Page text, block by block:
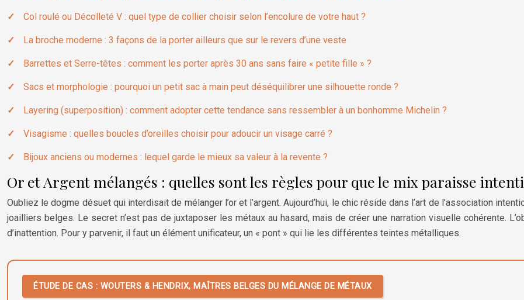
Col roulé ou Décolleté V : quel type de collier choisir selon l’encolure de votre haut ?
La broche moderne : 3 façons de la porter ailleurs que sur le revers d’une veste
Barrettes et Serre-têtes : comment les porter après 30 ans sans faire « petite fille » ?
Sacs et morphologie : pourquoi un petit sac à main peut déséquilibrer une silhouette ronde ?
Layering (superposition) : comment adopter cette tendance sans ressembler à un bonhomme Michelin ?
Visagisme : quelles boucles d’oreilles choisir pour adoucir un visage carré ?
Bijoux anciens ou modernes : lequel garde le mieux sa valeur à la revente ?
Or et Argent mélangés : quelles sont les règles pour que le mix paraisse
Oubliez le dogme désuet qui interdisait de mélanger l’or et l’argent. Aujourd’hui, le chic réside dans l’art de l’association
joailliers belges. Le secret n’est pas de juxtaposer les métaux au hasard, mais de créer une narration visuelle cohérente.
d’inattention. Pour y parvenir, il faut un élément unificateur, un « pont » qui lie les différentes teintes métalliques.
ÉTUDE DE CAS : WOUTERS & HENDRIX, MAÎTRES BELGES DU MÉLANGE DE MÉTAUX